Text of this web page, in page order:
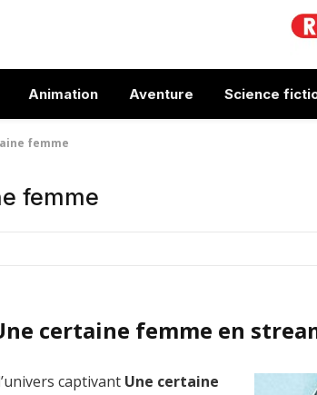
Animation Aventure Science
femme
femme
certaine femme en
captivant Une certaine